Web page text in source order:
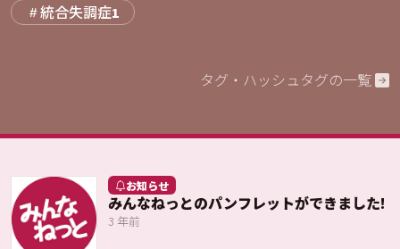
統合失調症1
タグ・ハッシュタグの一覧
お知らせ
みんなねっとのパンフレットができました!
3 年前